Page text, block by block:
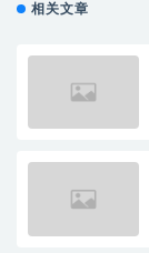
相关文章